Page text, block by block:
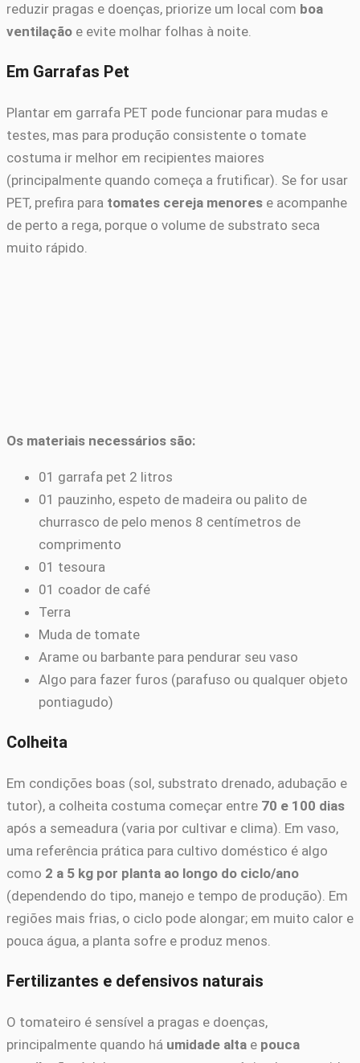
reduzir pragas e doenças, priorize um local com boa
ventilação e evite molhar folhas à noite.
Em Garrafas Pet
Plantar em garrafa PET pode funcionar para mudas e
testes, mas para produção consistente o tomate
costuma ir melhor em recipientes maiores
(principalmente quando começa a frutificar). Se for usar
PET, prefira para tomates cereja menores e acompanhe
de perto a rega, porque o volume de substrato seca
muito rápido.
Os materiais necessários são:
01 garrafa pet 2 litros
01 pauzinho, espeto de madeira ou palito de
churrasco de pelo menos 8 centímetros de
comprimento
01 tesoura
01 coador de café
Terra
Muda de tomate
Arame ou barbante para pendurar seu vaso
Algo para fazer furos (parafuso ou qualquer objeto
pontiagudo)
Colheita
Em condições boas (sol, substrato drenado, adubação e
tutor), a colheita costuma começar entre 70 e 100 dias
após a semeadura (varia por cultivar e clima). Em vaso,
uma referência prática para cultivo doméstico é algo
como 2 a 5 kg por planta ao longo do ciclo/ano
(dependendo do tipo, manejo e tempo de produção). Em
regiões mais frias, o ciclo pode alongar; em muito calor e
pouca água, a planta sofre e produz menos.
Fertilizantes e defensivos naturais
O tomateiro é sensível a pragas e doenças,
principalmente quando há umidade alta e pouca